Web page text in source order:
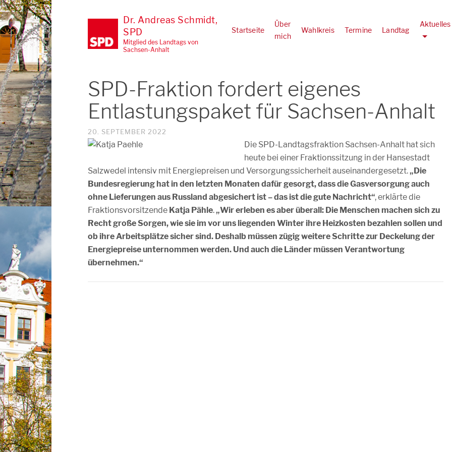
Dr. Andreas Schmidt,
SPD
Mitglied des Landtags von
Sachsen-Anhalt
Startseite
Über
mich
Wahlkreis Termine Landtag
Aktuelles
SPD-Fraktion fordert eigenes
Entlastungspaket für Sachsen-Anhalt
20. SEPTEMBER 2022
Die SPD-Landtagsfraktion Sachsen-Anhalt hat sich
heute bei einer Fraktionssitzung in der Hansestadt
Salzwedel intensiv mit Energiepreisen und Versorgungssicherheit auseinandergesetzt.„Die
Bundesregierung hat in den letzten Monaten dafür gesorgt, dass die Gasversorgung auch
ohne Lieferungen aus Russland abgesichert ist – das ist die gute Nachricht“, erklärte die
Fraktionsvorsitzende Katja Pähle.„Wir erleben es aber überall: Die Menschen machen sich zu
Recht große Sorgen, wie sie im vor uns liegenden Winter ihre Heizkosten bezahlen sollen und
ob ihre Arbeitsplätze sicher sind. Deshalb müssen zügig weitere Schritte zur Deckelung der
Energiepreise unternommen werden. Und auch die Länder müssen Verantwortung
übernehmen.“